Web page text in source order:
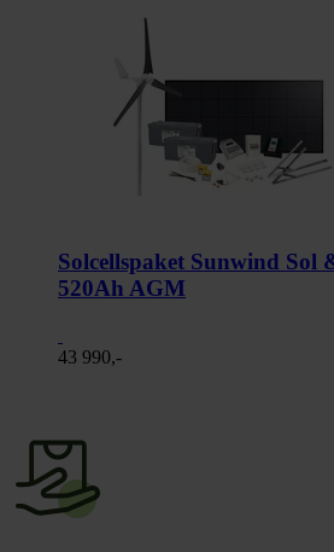
Solcellspaket Sunwind Sol
520Ah AGM
43 990,-